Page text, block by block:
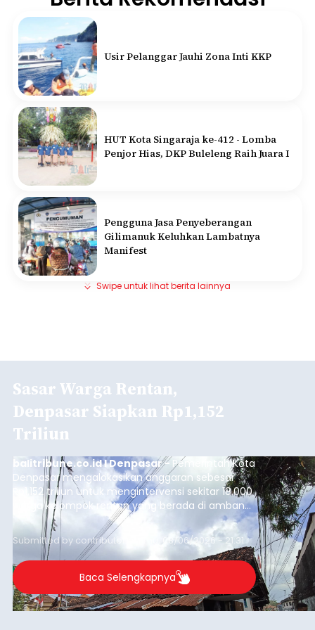
Usir Pelanggar Jauhi Zona Inti KKP
HUT Kota Singaraja ke-412 - Lomba
Penjor Hias, DKP Buleleng Raih Juara I
Pengguna Jasa Penyeberangan
Gilimanuk Keluhkan Lambatnya
Manifest
Swipe untuk lihat berita lainnya
Sasar Warga Rentan,
Denpasar Siapkan Rp1,152
Triliun
balitribune.co.id I Denpasar - Pemerintah Kota
Denpasar mengalokasikan anggaran sebesar
Rp1,152 triliun untuk mengintervensi sekitar 18.000
warga kelompok rentan yang berada di ambang
garis kemiskinan. Langkah strategis ini diambil
guna menjaga masyarakat yang berada pada
kelompok desil 5 dan 6 tersebut agar tidak
merosot ke kategori miskin.
Submitted by contributor Thu, 08/06/2026 - 21:31
Baca Selengkapnya